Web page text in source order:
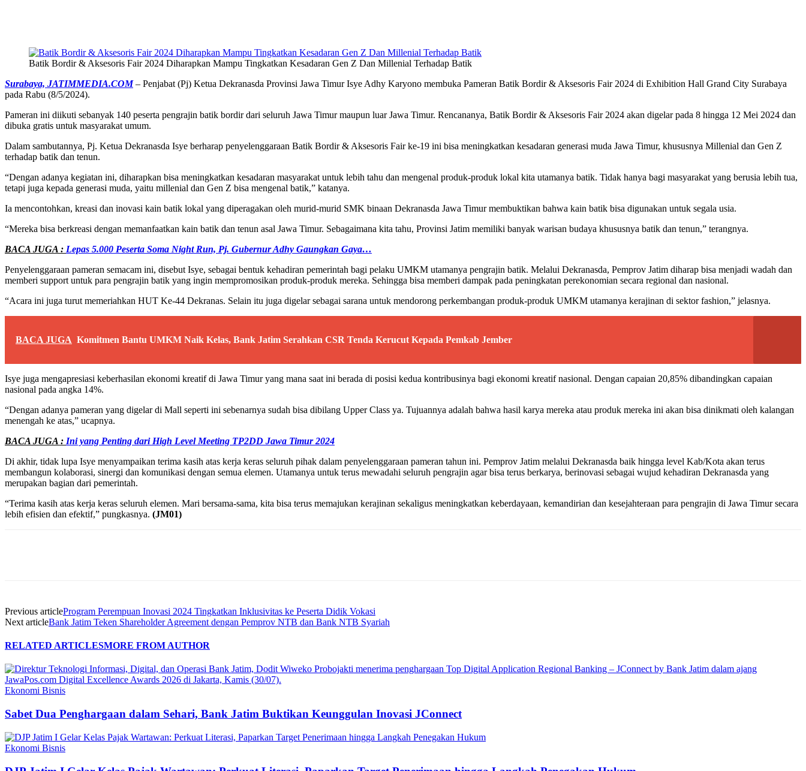
Batik Bordir & Aksesoris Fair 2024 Diharapkan Mampu Tingkatkan Kesadaran Gen Z Dan Millenial Terhadap Batik
Surabaya, JATIMMEDIA.COM– Penjabat (Pj) Ketua Dekranasda Provinsi Jawa Timur Isye Adhy Karyono membuka Pameran Batik Bordir & Aksesoris Fair 2024 di Exhibition Hall Grand City Surabaya
pada Rabu (8/5/2024).
Pameran ini diikuti sebanyak 140 peserta pengrajin batik bordir dari seluruh Jawa Timur maupun luar Jawa Timur. Rencananya, Batik Bordir & Aksesoris Fair 2024 akan digelar pada 8 hingga 12 Mei 2024 dan
dibuka gratis untuk masyarakat umum.
Dalam sambutannya, Pj. Ketua Dekranasda Isye berharap penyelenggaraan Batik Bordir & Aksesoris Fair ke-19 ini bisa meningkatkan kesadaran generasi muda Jawa Timur, khususnya Millenial dan Gen Z
terhadap batik dan tenun.
“Dengan adanya kegiatan ini, diharapkan bisa meningkatkan kesadaran masyarakat untuk lebih tahu dan mengenal produk-produk lokal kita utamanya batik. Tidak hanya bagi masyarakat yang berusia lebih tua,
tetapi juga kepada generasi muda, yaitu millenial dan Gen Z bisa mengenal batik,” katanya.
Ia mencontohkan, kreasi dan inovasi kain batik lokal yang diperagakan oleh murid-murid SMK binaan Dekranasda Jawa Timur membuktikan bahwa kain batik bisa digunakan untuk segala usia.
“Mereka bisa berkreasi dengan memanfaatkan kain batik dan tenun asal Jawa Timur. Sebagaimana kita tahu, Provinsi Jatim memiliki banyak warisan budaya khususnya batik dan tenun,” terangnya.
BACA JUGA : Lepas 5.000 Peserta Soma Night Run, Pj. Gubernur Adhy Gaungkan Gaya…
Penyelenggaraan pameran semacam ini, disebut Isye, sebagai bentuk kehadiran pemerintah bagi pelaku UMKM utamanya pengrajin batik. Melalui Dekranasda, Pemprov Jatim diharap bisa menjadi wadah dan
memberi support untuk para pengrajin batik yang ingin mempromosikan produk-produk mereka. Sehingga bisa memberi dampak pada peningkatan perekonomian secara regional dan nasional.
“Acara ini juga turut memeriahkan HUT Ke-44 Dekranas. Selain itu juga digelar sebagai sarana untuk mendorong perkembangan produk-produk UMKM utamanya kerajinan di sektor fashion,” jelasnya.
BACA JUGA Komitmen Bantu UMKM Naik Kelas, Bank Jatim Serahkan CSR Tenda Kerucut Kepada Pemkab Jember
Isye juga mengapresiasi keberhasilan ekonomi kreatif di Jawa Timur yang mana saat ini berada di posisi kedua kontribusinya bagi ekonomi kreatif nasional. Dengan capaian 20,85% dibandingkan capaian
nasional pada angka 14%.
“Dengan adanya pameran yang digelar di Mall seperti ini sebenarnya sudah bisa dibilang Upper Class ya. Tujuannya adalah bahwa hasil karya mereka atau produk mereka ini akan bisa dinikmati oleh kalangan
menengah ke atas,” ucapnya.
BACA JUGA : Ini yang Penting dari High Level Meeting TP2DD Jawa Timur 2024
Di akhir, tidak lupa Isye menyampaikan terima kasih atas kerja keras seluruh pihak dalam penyelenggaraan pameran tahun ini. Pemprov Jatim melalui Dekranasda baik hingga level Kab/Kota akan terus
membangun kolaborasi, sinergi dan komunikasi dengan semua elemen. Utamanya untuk terus mewadahi seluruh pengrajin agar bisa terus berkarya, berinovasi sebagai wujud kehadiran Dekranasda yang
merupakan bagian dari pemerintah.
“Terima kasih atas kerja keras seluruh elemen. Mari bersama-sama, kita bisa terus memajukan kerajinan sekaligus meningkatkan keberdayaan, kemandirian dan kesejahteraan para pengrajin di Jawa Timur secara
lebih efisien dan efektif,” pungkasnya. (JM01)
Previous articleProgram Perempuan Inovasi 2024 Tingkatkan Inklusivitas ke Peserta Didik Vokasi
Next articleBank Jatim Teken Shareholder Agreement dengan Pemprov NTB dan Bank NTB Syariah
RELATED ARTICLESMORE FROM AUTHOR
Ekonomi Bisnis
Sabet Dua Penghargaan dalam Sehari, Bank Jatim Buktikan Keunggulan Inovasi JConnect
Ekonomi Bisnis